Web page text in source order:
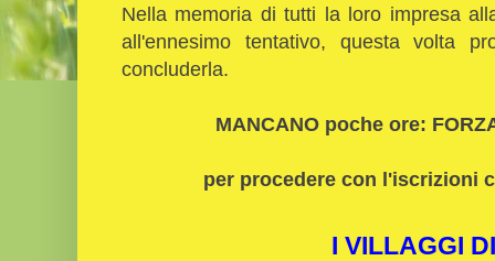
Nella memoria di tutti la loro impresa
all'ennesimo tentativo, questa volta
concluderla.
MANCANO poche ore:
per procedere con l'iscrizioni
I VILLAGGI